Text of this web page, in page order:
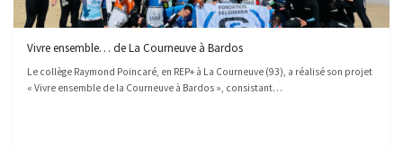
Vivre ensemble… de La Courneuve à Bardos
Le collège Raymond Poincaré, en REP+ à La Courneuve (93), a réalisé son projet
« Vivre ensemble de la Courneuve à Bardos », consistant…